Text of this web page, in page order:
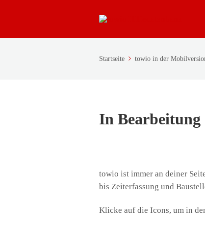
Startseite towio in der
In Bearbeitung
towio ist immer an deiner
bis Zeiterfassung und
Klicke auf die Icons, um in